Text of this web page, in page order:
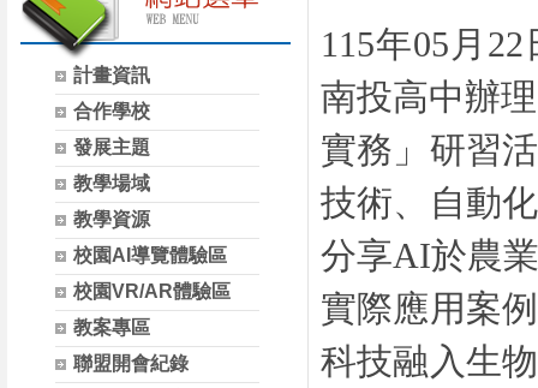
計畫資訊
合作學校
發展主題
教學場域
教學資源
校園AI導覽體驗區
校園VR/AR體驗區
教案專區
聯盟開會紀錄
115年05月
南投高中辦
實務 」研習
技術、自動
分享AI於農
實際應用案
科技融入生